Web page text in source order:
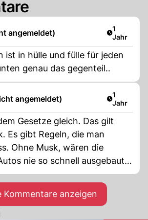
angemeldet) Artikel
1
Jahr
ist in hülle und fülle für jeden
genau das gegenteil..
angemeldet) Artikel
1
Jahr
Gesetze gleich. Das gilt
Es gibt Regeln, die man
Ohne Musk, wären die
nie so schnell ausgebaut
hinaus hat Musk viele
Kommentare anzeigen